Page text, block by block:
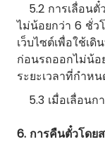
5.2 การเลื่อน
ไม่น้อยกว่า 6 ชั่ว
เว็บไซต์เพื่อใช้เ
ก่อนรถออกไม่น้อ
ระยะเวลาที่กำห
5.3 เมื่อเลื่อน
6. การคืนตั๋วโดย